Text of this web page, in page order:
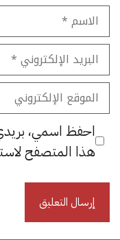
الاسم
البريد
الإلكتروني
الموقع
الإلكتروني
احفظ اسمي، بريدي
هذا المتصفح